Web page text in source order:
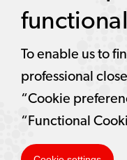
To enable us to
professional
“Cookie
“Functional